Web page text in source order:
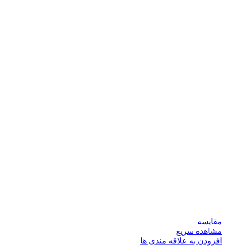
مقایسه
مشاهده سریع
افزودن به علاقه مندی ها